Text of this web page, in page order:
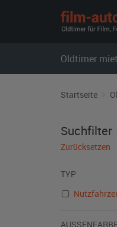
Oldtimer
Startseite
Suchfilter
Zurücksetzen
TYP
AUSSENFARBE